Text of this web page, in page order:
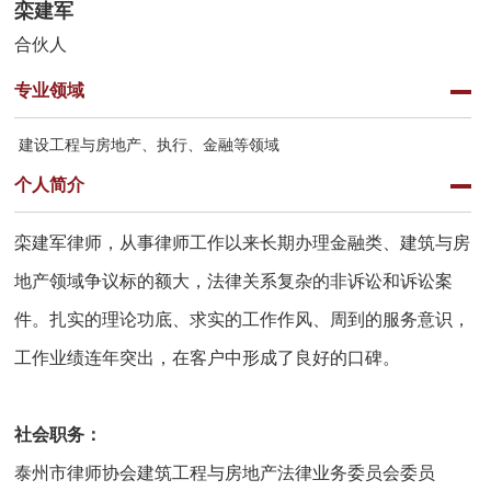
栾建军
合伙人
专业领域
建设工程与房地产、执行、金融等领域
个人简介
栾建军律师，从事律师工作以来长期办理金融类、建筑与房
地产领域争议标的额大，法律关系复杂的非诉讼和诉讼案
件。扎实的理论功底、求实的工作作风、周到的服务意识，
工作业绩连年突出，在客户中形成了良好的口碑。
社会职务：
泰州市律师协会建筑工程与房地产法律业务委员会委员